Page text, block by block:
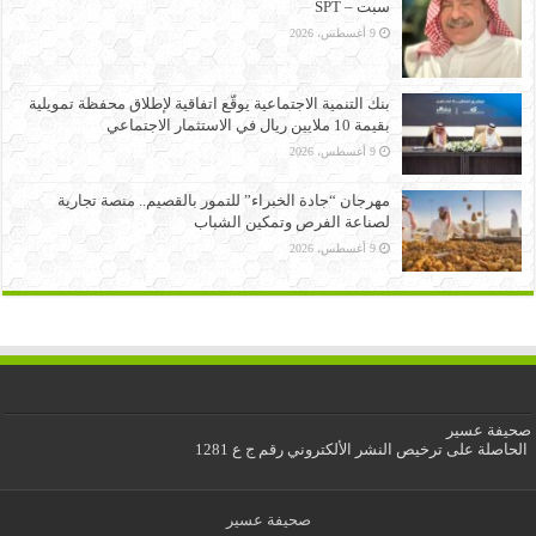
سبت – SPT
9 أغسطس، 2026
بنك التنمية الاجتماعية يوقّع اتفاقية لإطلاق محفظة تمويلية
بقيمة 10 ملايين ريال في الاستثمار الاجتماعي
9 أغسطس، 2026
مهرجان “جادة الخبراء” للتمور بالقصيم.. منصة تجارية
لصناعة الفرص وتمكين الشباب
9 أغسطس، 2026
صحيفة عسير
الحاصلة على ترخيص النشر الألكتروني رقم ج ع 1281
صحيفة عسير